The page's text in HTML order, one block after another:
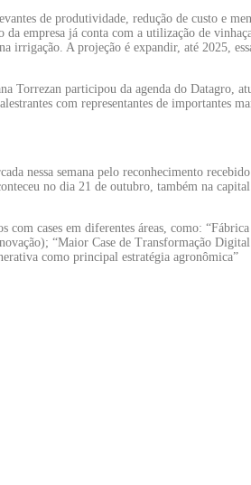
de produtividade, redução de custo e
empresa já conta com a utilização de
irrigação. A projeção é expandir, até 2025,
Torrezan participou da agenda do Datagro,
com representantes de importantes
nessa semana pelo reconhecimento
no dia 21 de outubro, também na capital
com cases em diferentes áreas, como:
“Maior Case de Transformação
como principal estratégia agronômica”